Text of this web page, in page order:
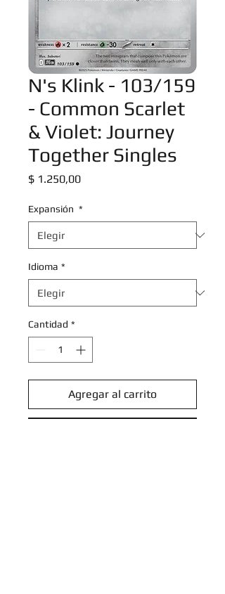
N's Klink - 103/159
- Common Scarlet
& Violet: Journey
Together Singles
$ 1.250,00Precio
Expansión *
Idioma *
Cantidad *
Agregar al carrito